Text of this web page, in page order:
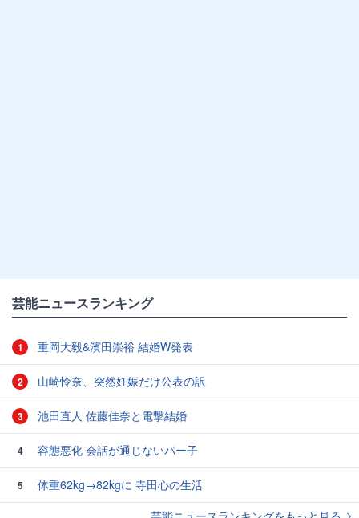
芸能ニュースランキング
1 重岡大毅&濱田崇裕 結婚W発表
2 山崎怜奈、突然妊娠だけ公表の訳
3 池田直人 佐藤佳奈と電撃結婚
4 容態悪化 会話が通じないパー子
5
体重62kg→82kgに 寺田心の生活